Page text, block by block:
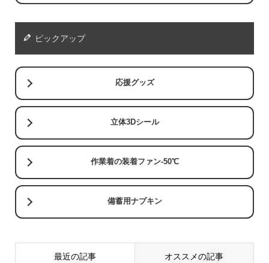
ピックアップ
応援グッズ
立体3Dシール
作業着の装着ファン-50℃
備蓄用ナプキン
最近の記事 オススメの記事